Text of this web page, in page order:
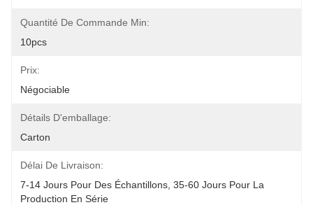
Quantité De Commande Min:
10pcs
Prix:
Négociable
Détails D'emballage:
Carton
Délai De Livraison:
7-14 Jours Pour Des Échantillons, 35-60 Jours Pour La
Production En Série